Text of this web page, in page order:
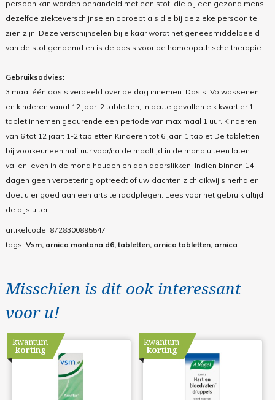
persoon kan worden behandeld met een stof, die bij een gezond mens
dezelfde ziekteverschijnselen oproept als die bij de zieke persoon te
zien zijn. Deze verschijnselen bij elkaar wordt het geneesmiddelbeeld
van de stof genoemd en is de basis voor de homeopathische therapie.
Gebruiksadvies:
3 maal één dosis verdeeld over de dag innemen. Dosis: Volwassenen
en kinderen vanaf 12 jaar: 2 tabletten, in acute gevallen elk kwartier 1
tablet innemen gedurende een periode van maximaal 1 uur. Kinderen
van 6 tot 12 jaar: 1-2 tabletten Kinderen tot 6 jaar: 1 tablet De tabletten
bij voorkeur een half uur voor/na de maaltijd in de mond uiteen laten
vallen, even in de mond houden en dan doorslikken. Indien binnen 14
dagen geen verbetering optreedt of uw klachten zich dikwijls herhalen
doet u er goed aan een arts te raadplegen. Lees voor het gebruik altijd
de bijsluiter.
artikelcode: 8728300895547
tags: Vsm, arnica montana d6, tabletten, arnica tabletten, arnica
Misschien is dit ook interessant
voor u!
kwantum
korting
kwantum
korting